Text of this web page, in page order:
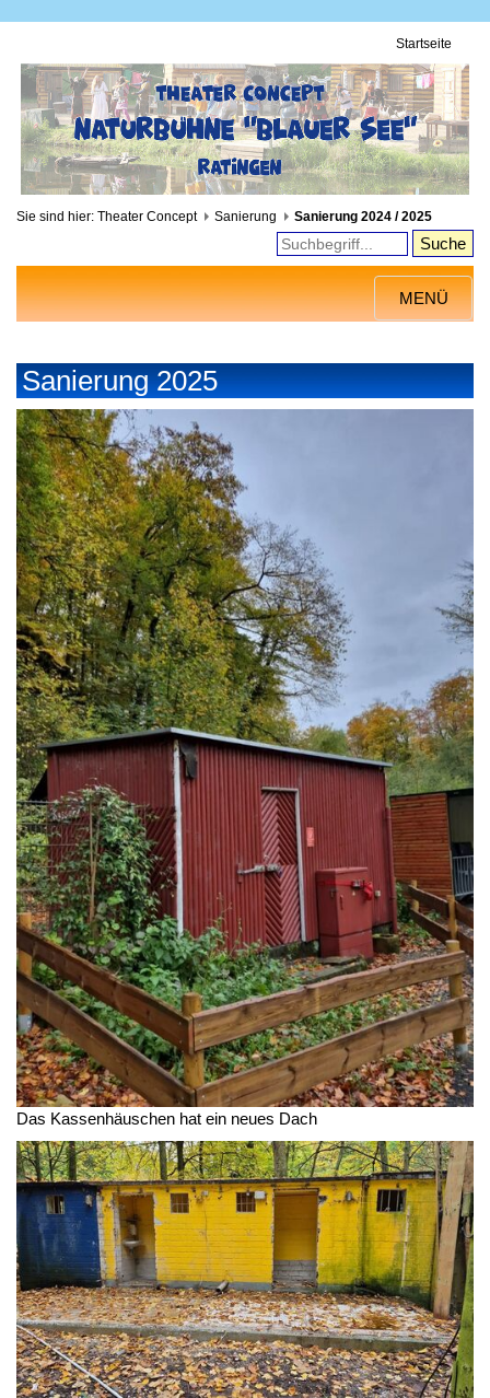
Startseite
Sie sind hier: Theater Concept Sanierung Sanierung 2024 / 2025
Toggle
navigation
MENÜ
Sanierung 2025
Das Kassenhäuschen hat ein neues Dach